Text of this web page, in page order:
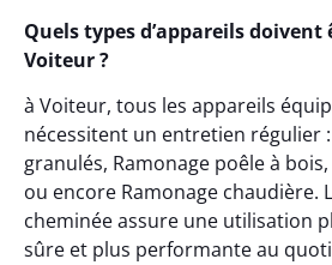
Quels types d’appareils
Voiteur ?
à Voiteur, tous les appareils
nécessitent un entretien régulier
granulés, Ramonage poêle à
ou encore Ramonage chaudière.
cheminée assure une utilisation
sûre et plus performante au